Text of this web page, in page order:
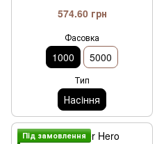
574.60 грн
Фасовка
1000 5000
Тип
Насiння
Пiд замовлення